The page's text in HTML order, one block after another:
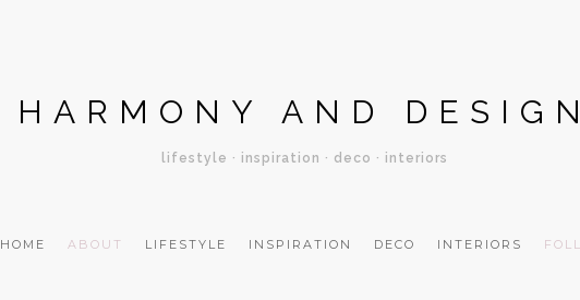
HARMONY AND DESIGN
lifestyle · inspiration · deco · interiors
HOME ABOUT LIFESTYLE INSPIRATION DECO INTERIORS